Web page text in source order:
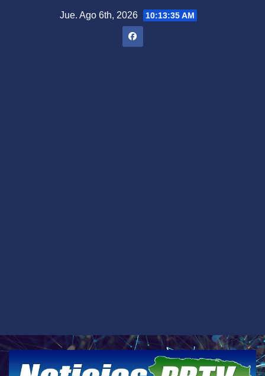
Jue. Ago 6th, 2026 10:13:36 AM